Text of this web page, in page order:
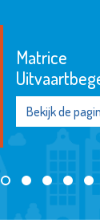
Matrice
Bekijk de